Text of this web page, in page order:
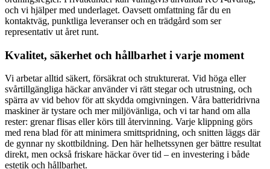
och vi hjälper med underlaget. Oavsett omfattning får du en
kontaktväg, punktliga leveranser och en trädgård som ser
representativ ut året runt.
Kvalitet, säkerhet och hållbarhet i varje moment
Vi arbetar alltid säkert, försäkrat och strukturerat. Vid höga eller
svårtillgängliga häckar använder vi rätt stegar och utrustning, och
spärra av vid behov för att skydda omgivningen. Våra batteridrivna
maskiner är tystare och mer miljövänliga, och vi tar hand om alla
rester: grenar flisas eller körs till återvinning. Varje klippning görs
med rena blad för att minimera smittspridning, och snitten läggs där
de gynnar ny skottbildning. Den här helhetssynen ger bättre resultat
direkt, men också friskare häckar över tid – en investering i både
estetik och hållbarhet.